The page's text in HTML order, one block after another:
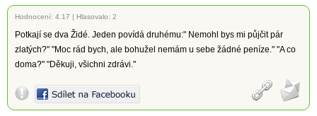
Hodnocení: 4.17 | Hlasovalo: 2
Potkají se dva Židé. Jeden povídá druhému:" Nemohl bys mi půjčit pár
zlatých?" "Moc rád bych, ale bohužel nemám u sebe žádné peníze." "A co
doma?" "Děkuji, všichni zdrávi."